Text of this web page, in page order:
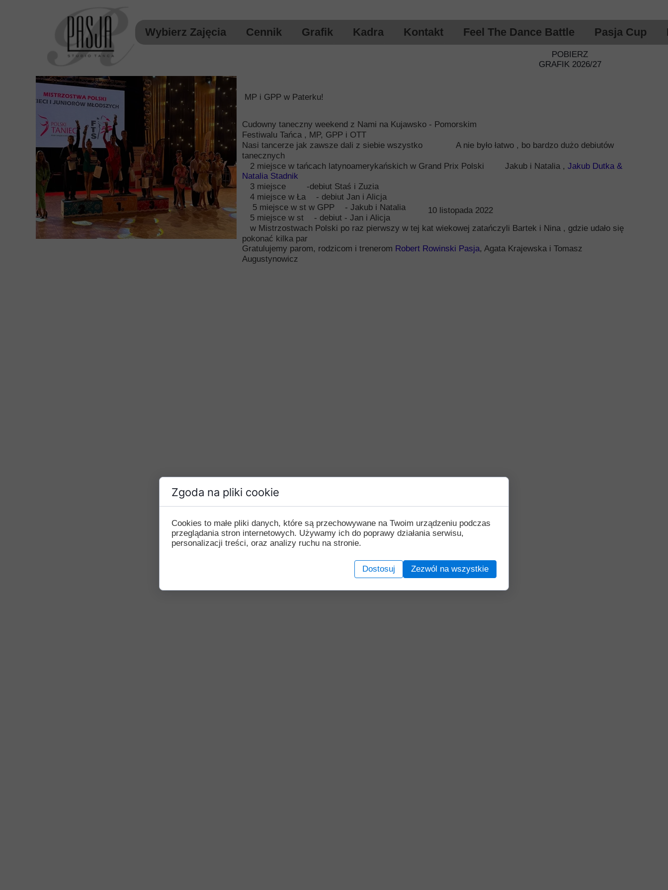
Wybierz Zajęcia
Pasja Młodzież
Pasja Dorośli i Nowożeńcy
Pasja Towarzyski Sport
Cennik Grafik Kadra
Magdalena Sokołowska
Kacper Gajkowski
Radek Mikołajek
Wioleta Wojciechowicz
Kontakt Feel The Dance Battle Pasja Cup
10 listopada 2022
Cudowny taneczny weekend z Nami na Kujawsko - Pomorskim
Festiwalu Tańca , MP, GPP i OTT
Nasi tancerze jak zawsze dali z siebie wszystko
A nie było łatwo , bo bardzo dużo debiutów
tanecznych
2 miejsce w tańcach latynoamerykańskich w Grand Prix Polski
Jakub i Natalia , Jakub Dutka &
Natalia Stadnik
3 miejsce
-debiut Staś i Zuzia
4 miejsce w Ła
- debiut Jan i Alicja
5 miejsce w st w GPP
- Jakub i Natalia
5 miejsce w st
- debiut - Jan i Alicja
w Mistrzostwach Polski po raz pierwszy w tej kat wiekowej zatańczyli Bartek i Nina , gdzie udało się
pokonać kilka par
Gratulujemy parom, rodzicom i trenerom Robert Rowinski Pasja, Agata Krajewska i Tomasz
Augustynowicz
MP i GPP w Paterku!
POBIERZ
GRAFIK 2026/27
Zgoda na pliki cookie
Cookies to małe pliki danych, które są przechowywane na Twoim urządzeniu podczas
przeglądania stron internetowych. Używamy ich do poprawy działania serwisu,
personalizacji treści, oraz analizy ruchu na stronie.
Dostosuj Zezwól na wszystkie